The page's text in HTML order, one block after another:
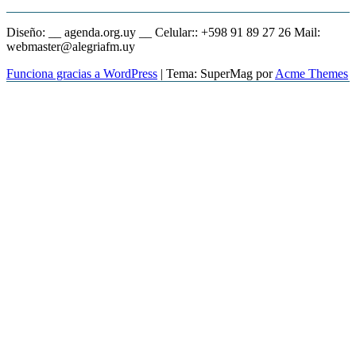
Diseño: __ agenda.org.uy __ Celular:: +598 91 89 27 26 Mail:
webmaster@alegriafm.uy
Funciona gracias a WordPress | Tema: SuperMag porAcme Themes